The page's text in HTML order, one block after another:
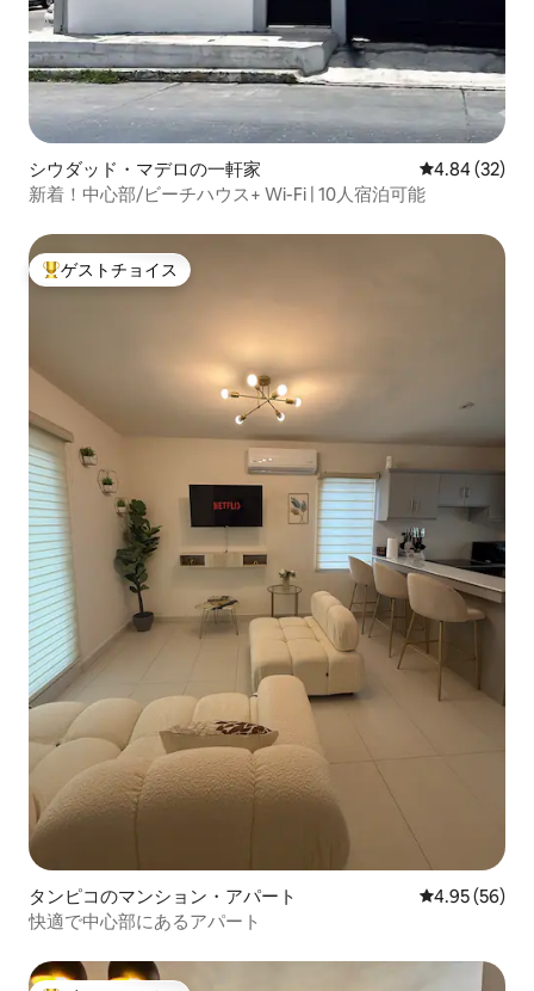
シウダッド・マデロの一軒家 レビュー32
4.84 (32)
新着！中心部/ビーチハウス+ Wi-Fi | 10人宿泊可能
大好評のゲストチョイスです。
ゲストチョイス
タンピコのマンション・アパート レビュー56
4.95 (56)
快適で中心部にあるアパート